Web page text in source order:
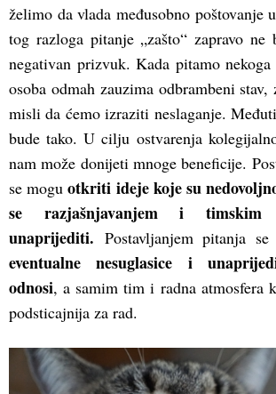
želimo da vlada međusobno poštovanje
tog razloga pitanje „zašto“ zapravo
negativan prizvuk. Kada pitamo nekoga
osoba odmah zauzima odbrambeni
misli da ćemo izraziti neslaganje.
bude tako. U cilju ostvarenja
nam može donijeti mnoge beneficije.
se mogu otkriti ideje koje su
se razjašnjavanjem i timskim
unaprijediti. Postavljanjem pitanja
eventualne nesuglasice i
odnosi, a samim tim i radna atmosfera
podsticajnija za rad.